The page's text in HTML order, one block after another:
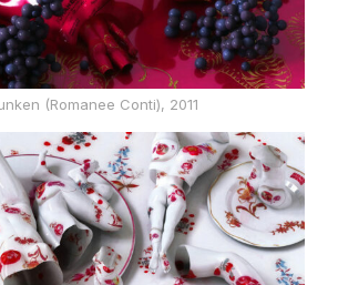
(Romanee Conti), 2011